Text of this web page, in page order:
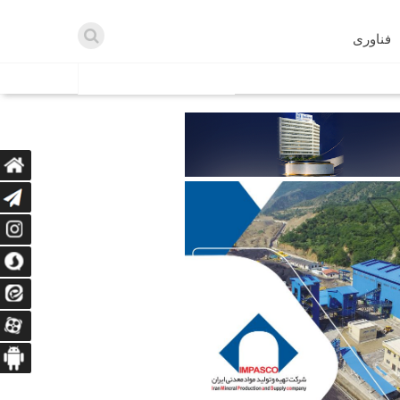
فناوری
دریافت می‌کنند